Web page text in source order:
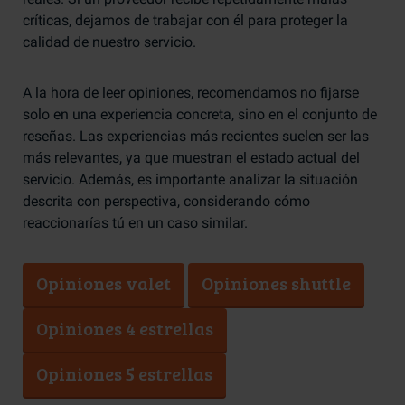
críticas, dejamos de trabajar con él para proteger la
calidad de nuestro servicio.
A la hora de leer opiniones, recomendamos no fijarse
solo en una experiencia concreta, sino en el conjunto de
reseñas. Las experiencias más recientes suelen ser las
más relevantes, ya que muestran el estado actual del
servicio. Además, es importante analizar la situación
descrita con perspectiva, considerando cómo
reaccionarías tú en un caso similar.
Opiniones valet
Opiniones shuttle
Opiniones 4 estrellas
Opiniones 5 estrellas